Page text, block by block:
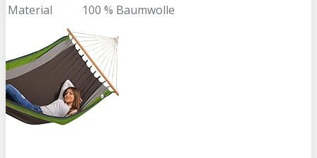
Material
100 % Baumwolle